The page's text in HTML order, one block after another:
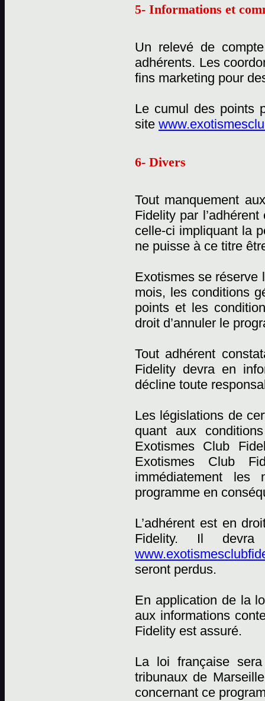
5- Informations et
Un relevé de
adhérents. Les
fins marketing pour
Le cumul des points
site
6- Divers
Tout manquement
Fidelity par
celle-ci impliquant la
ne puisse à ce titre
Exotismes se réserve
mois, les conditions
points et les
droit d’annuler le
Tout adhérent
Fidelity devra en
décline toute
Les législations de
quant aux
Exotismes Club
Exotismes Club
immédiatement
programme en
L’adhérent est en
Fidelity. Il
seront perdus.
En application de la
aux informations
Fidelity est assuré.
La loi française
tribunaux de
concernant ce